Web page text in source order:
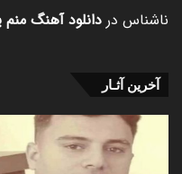
ناشناس در دانلود آهنگ منم
آخرین آثـار